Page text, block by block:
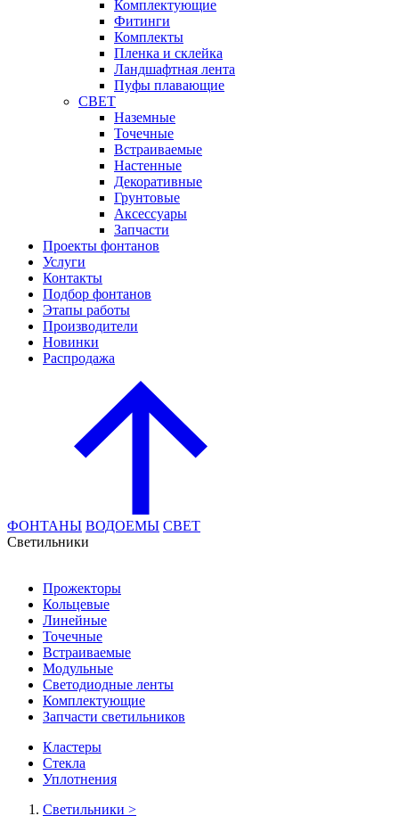
Комплектующие
Фитинги
Комплекты
Пленка и склейка
Ландшафтная лента
Пуфы плавающие
СВЕТ
Наземные
Точечные
Встраиваемые
Настенные
Декоративные
Грунтовые
Аксессуары
Запчасти
Проекты фонтанов
Услуги
Контакты
Подбор фонтанов
Этапы работы
Производители
Новинки
Распродажа
ФОНТАНЫ ВОДОЕМЫ СВЕТ
Cветильники
Прожекторы
Кольцевые
Линейные
Точечные
Встраиваемые
Модульные
Светодиодные ленты
Комплектующие
Запчасти светильников
Кластеры
Стекла
Уплотнения
Cветильники >